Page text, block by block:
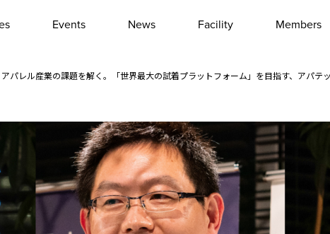
Events News Facility Members
パレル産業の課題を解く。「世界最大の試着プラットフォーム」を目指す、アパ